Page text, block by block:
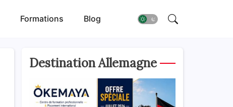
Formations Blog
Destination Allemagne